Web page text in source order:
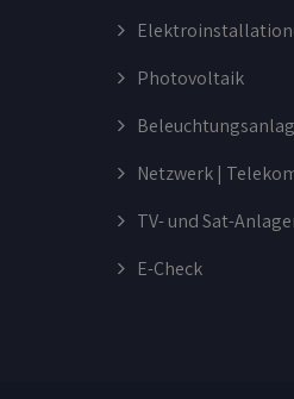
Photovoltaik
Netzwerk |
TV- und Sat-
E-Check